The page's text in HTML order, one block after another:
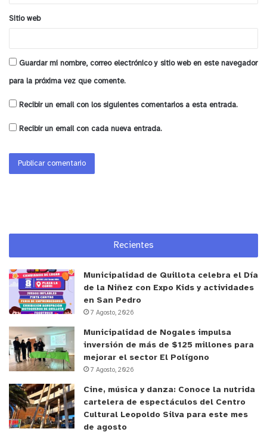
hacia el sur. También estará prohibido el
estacionamiento en ambos costados de la vía.
Para tales efectos, ya está instalada la
señalización vertical respectiva. No obstante,se
están realizando las gestiones necesarias para
dotar el cruce con un sistema de semáforos,
paso, tanto de automóviles como de peatones.
y tú, ¿qué opinas?
Sitio web
Guardar mi nombre, correo electrónico y sitio web en este navegador
para la próxima vez que comente.
Recibir un email con los siguientes comentarios a esta entrada.
Recibir un email con cada nueva entrada.
Recientes
Municipalidad de Quillota celebra el Día
de la Niñez con Expo Kids y actividades
en San Pedro
7 Agosto, 2026
Municipalidad de Nogales impulsa
inversión de más de $125 millones para
mejorar el sector El Polígono
7 Agosto, 2026
Cine, música y danza: Conoce la nutrida
cartelera de espectáculos del Centro
Cultural Leopoldo Silva para este mes
de agosto